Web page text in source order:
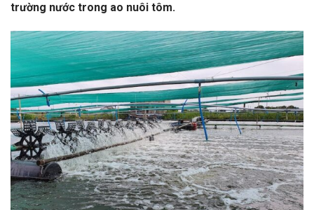
trường nước trong ao nuôi tôm.